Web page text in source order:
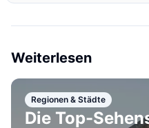
Weiterlesen
Regionen & Städte
Die Top-